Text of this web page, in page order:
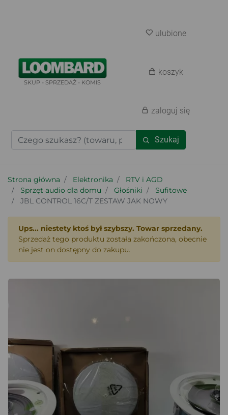
SKUP - SPRZEDAŻ - KOMIS
Szukaj
ulubione
koszyk
zaloguj się
Strona główna Elektronika
RTV i AGD
Sprzęt audio dla domu
Głośniki
Sufitowe
JBL CONTROL 16C/T ZESTAW JAK NOWY
Ups... niestety ktoś był szybszy. Towar sprzedany.
Sprzedaż tego produktu została zakończona, obecnie
nie jest on dostępny do zakupu.